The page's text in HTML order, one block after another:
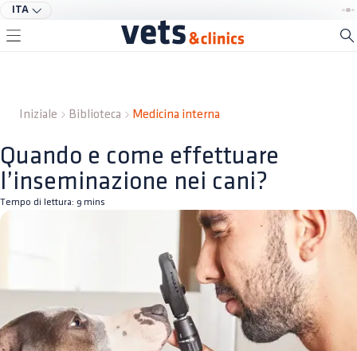
ITA
Iniziale Biblioteca Medicina interna
Quando e come effettuare
l’inseminazione nei cani?
Tempo di lettura: 9 mins